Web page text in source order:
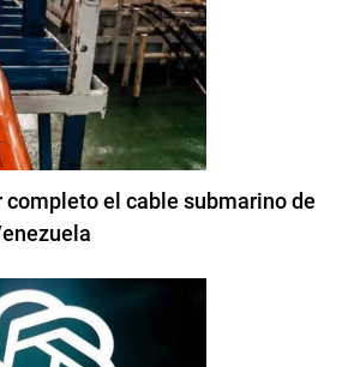
completo el cable submarino de